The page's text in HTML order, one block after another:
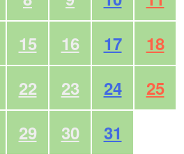
15 16 17
18
22 23 24
25
29 30 31